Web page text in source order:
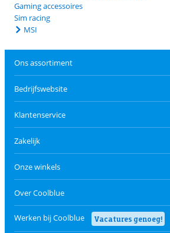
Gaming accessoires
Sim racing
MSI
Ons assortiment
Bedrijfswebsite
Klantenservice
Zakelijk
Onze winkels
Over Coolblue
Werken bij Coolblue Vacatures genoeg!